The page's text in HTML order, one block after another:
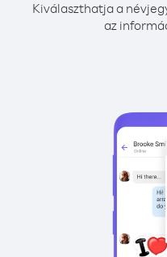
Kiválaszthatja a
az